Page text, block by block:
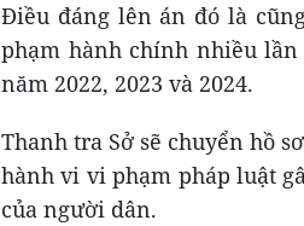
Điều đáng lên án đó là
phạm hành chính nhiều
năm 2022, 2023 và 2024.
Thanh tra Sở sẽ chuyển hồ
hành vi vi phạm pháp luật
của người dân.